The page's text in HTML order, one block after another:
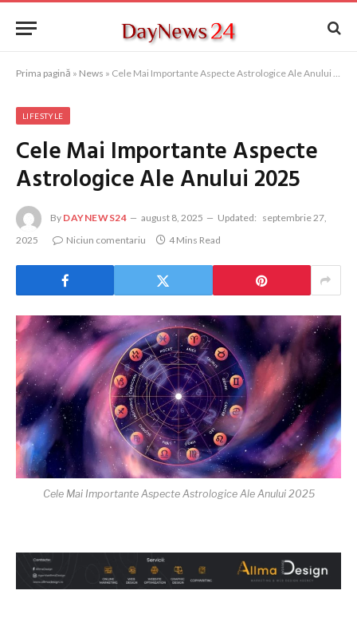
Prima pagină » News » Cele Mai Importante Aspecte Astrologice Ale Anului 2025
LIFESTYLE
Cele Mai Importante Aspecte
Astrologice Ale Anului 2025
By DAYNEWS24 august 8, 2025 Updated: septembrie 27,
2025
Niciun comentariu 4 Mins Read
Cele Mai Importante Aspecte Astrologice Ale Anului 2025